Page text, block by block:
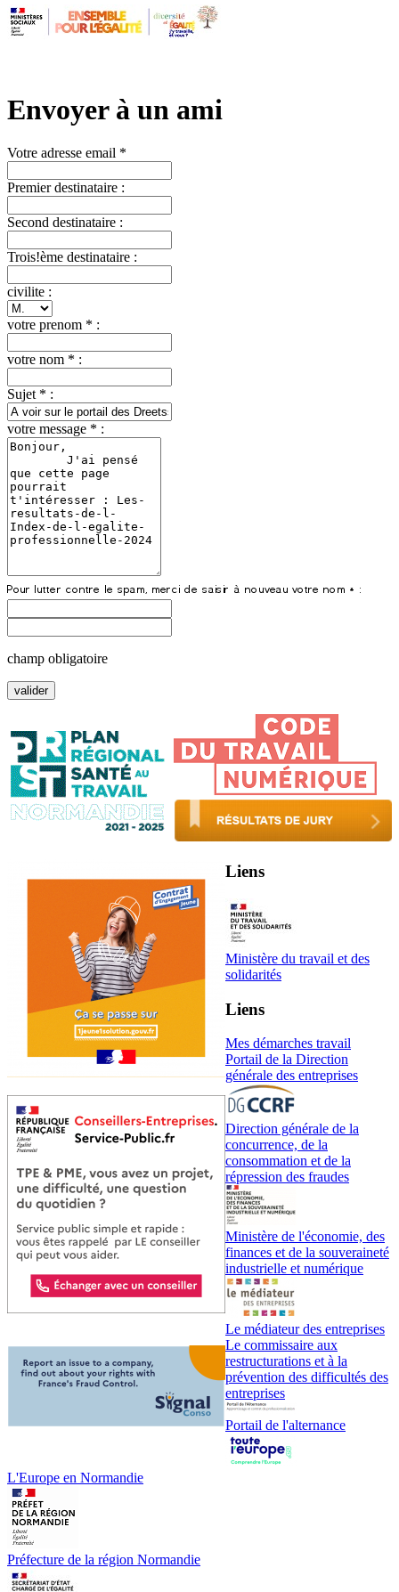
Envoyer à un ami
Votre adresse email *
Premier destinataire :
Second destinataire :
Trois!ème destinataire :
civilite :
votre prenom * :
votre nom * :
Sujet * :
votre message * :
champ obligatoire
Liens
Ministère du travail et des
solidarités
Liens
Mes démarches travail
Portail de la Direction
générale des entreprises
Direction générale de la
concurrence, de la
consommation et de la
répression des fraudes
Ministère de l'économie, des
finances et de la souveraineté
industrielle et numérique
Le médiateur des entreprises
Le commissaire aux
restructurations et à la
prévention des difficultés des
entreprises
Portail de l'alternance
L'Europe en Normandie
Préfecture de la région Normandie